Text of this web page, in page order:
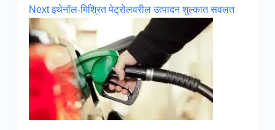
Nextइथेनॉल-मिश्रित पेट्रोलवरील उत्पादन शुल्कात सवलत